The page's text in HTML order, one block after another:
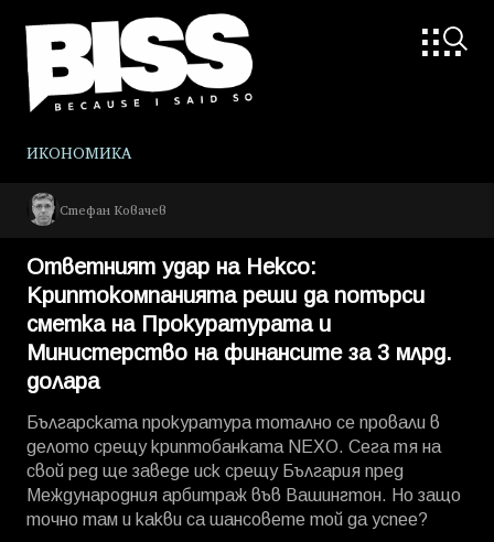
ИКОНОМИКА
Стефан Ковачев
Ответният удар на Нексо:
Криптокомпанията реши да потърси
сметка на Прокуратурата и
Министерство на финансите за 3 млрд.
долара
Българската прокуратура тотално се провали в
делото срещу криптобанката NEXO. Сега тя на
свой ред ще заведе иск срещу България пред
Международния арбитраж във Вашингтон. Но защо
точно там и какви са шансовете той да успее?